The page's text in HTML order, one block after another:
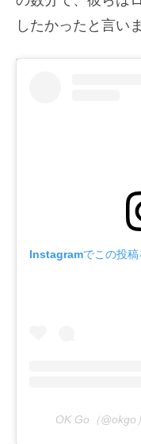
したかったと言いま
Instagramでこの投稿
OK Go（@okgo